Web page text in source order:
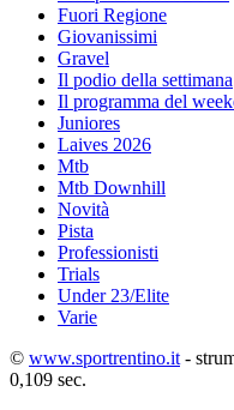
Fuori Regione
Giovanissimi
Gravel
Il podio della settimana
Il programma del
Juniores
Laives 2026
Mtb
Mtb Downhill
Novità
Pista
Professionisti
Trials
Under 23/Elite
Varie
© www.sportrentino.it-
0,109 sec.